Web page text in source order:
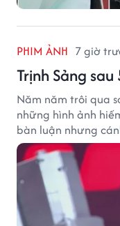
PHIM ẢNH 7 giờ
Trịnh Sảng
Năm năm trôi qua
những hình ảnh
bàn luận nhưng
vời.